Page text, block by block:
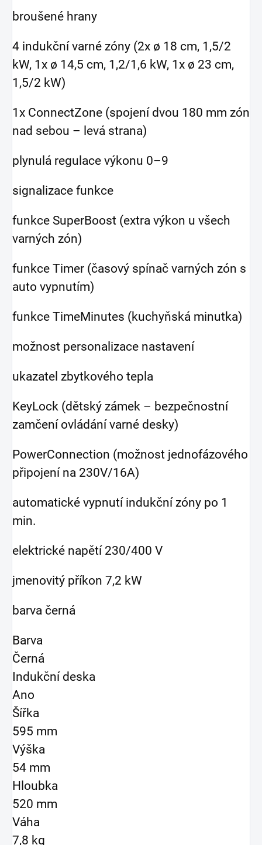
broušené hrany
4 indukční varné zóny (2x ø 18 cm, 1,5/2
kW, 1x ø 14,5 cm, 1,2/1,6 kW, 1x ø 23 cm,
1,5/2 kW)
1x ConnectZone (spojení dvou 180 mm zón
nad sebou – levá strana)
plynulá regulace výkonu 0–9
signalizace funkce
funkce SuperBoost (extra výkon u všech
varných zón)
funkce Timer (časový spínač varných zón s
auto vypnutím)
funkce TimeMinutes (kuchyňská minutka)
možnost personalizace nastavení
ukazatel zbytkového tepla
KeyLock (dětský zámek – bezpečnostní
zamčení ovládání varné desky)
PowerConnection (možnost jednofázového
připojení na 230V/16A)
automatické vypnutí indukční zóny po 1
min.
elektrické napětí 230/400 V
jmenovitý příkon 7,2 kW
barva černá
Barva
Černá
Indukční deska
Ano
Šířka
595 mm
Výška
54 mm
Hloubka
520 mm
Váha
7,8 kg